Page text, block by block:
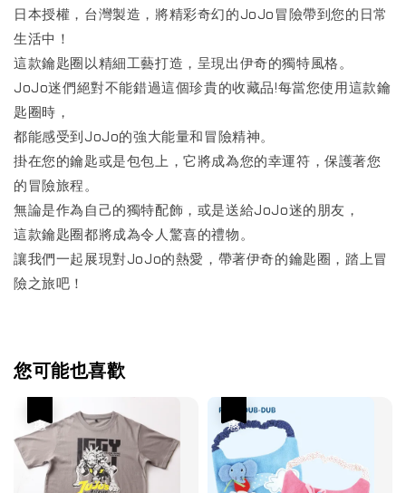
日本授權，台灣製造，將精彩奇幻的JoJo冒險帶到您的日常
生活中！
這款鑰匙圈以精細工藝打造，呈現出伊奇的獨特風格。
JoJo迷們絕對不能錯過這個珍貴的收藏品!每當您使用這款鑰
匙圈時，
都能感受到JoJo的強大能量和冒險精神。
掛在您的鑰匙或是包包上，它將成為您的幸運符，保護著您
的冒險旅程。
無論是作為自己的獨特配飾，或是送給JoJo迷的朋友，
這款鑰匙圈都將成為令人驚喜的禮物。
讓我們一起展現對JoJo的熱愛，帶著伊奇的鑰匙圈，踏上冒
險之旅吧！
您可能也喜歡